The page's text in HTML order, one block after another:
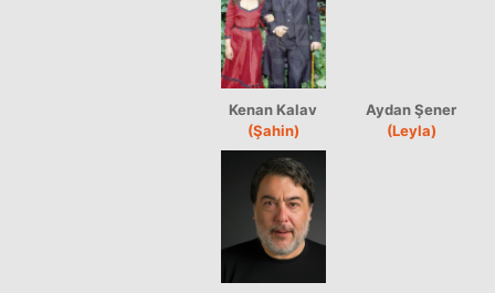
Kenan Kalav
(Şahin)
Aydan Şener
(Leyla)